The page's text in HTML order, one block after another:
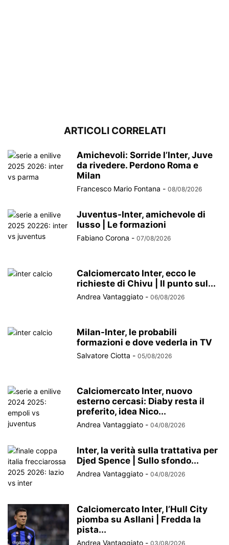
ARTICOLI CORRELATI
Amichevoli: Sorride l’Inter, Juve
da rivedere. Perdono Roma e
Milan
Francesco Mario Fontana - 08/08/2026
Juventus-Inter, amichevole di
lusso | Le formazioni
Fabiano Corona - 07/08/2026
Calciomercato Inter, ecco le
richieste di Chivu | Il punto sul...
Andrea Vantaggiato - 06/08/2026
Milan-Inter, le probabili
formazioni e dove vederla in TV
Salvatore Ciotta - 05/08/2026
Calciomercato Inter, nuovo
esterno cercasi: Diaby resta il
preferito, idea Nico...
Andrea Vantaggiato - 04/08/2026
Inter, la verità sulla trattativa per
Djed Spence | Sullo sfondo...
Andrea Vantaggiato - 04/08/2026
Calciomercato Inter, l’Hull City
piomba su Asllani | Fredda la
pista...
Andrea Vantaggiato - 03/08/2026